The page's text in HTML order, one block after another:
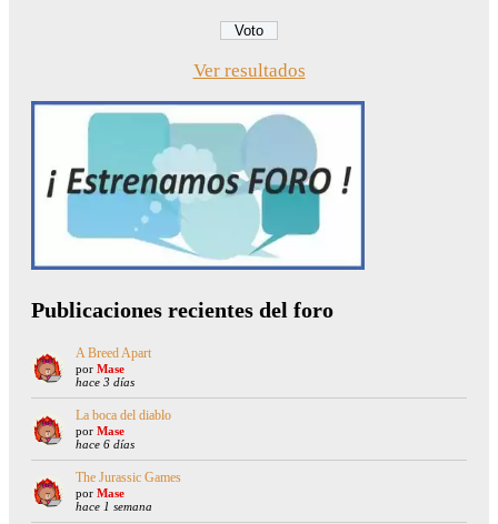
Ver resultados
Publicaciones recientes del foro
A Breed Apart
por Mase
hace 3 días
La boca del diablo
por Mase
hace 6 días
The Jurassic Games
por Mase
hace 1 semana